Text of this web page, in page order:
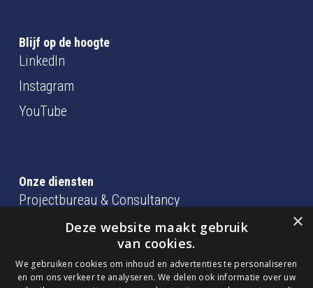
Blijf op de hoogte
LinkedIn
Instagram
YouTube
Onze diensten
Projectbureau & Consultancy
BIM beheer, coördinatie en modelleren
consultancy en training
×
Deze website maakt gebruik
van cookies.
We gebruiken cookies om inhoud en advertenties te personaliseren
en om ons verkeer te analyseren. We delen ook informatie over uw